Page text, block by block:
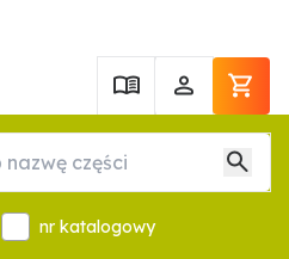
nr katalogowy